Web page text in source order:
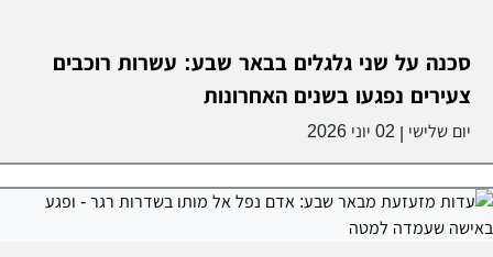
סכנה על שני גלגלים בבאר שבע: עשרות רוכבים
צעירים נפגעו בשנים האחרונות
יום שלישי 02 יוני 2026